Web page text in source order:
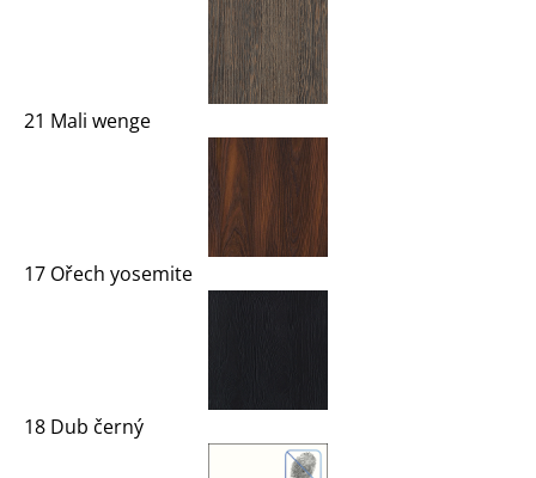
21 Mali wenge
17 Ořech yosemite
18 Dub černý